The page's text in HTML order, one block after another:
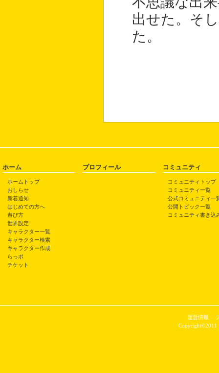
出せた。そ
た。
ホーム
ホームトップ
おしらせ
新着通知
はじめての方へ
遊び方
世界設定
キャラクター一覧
キャラクター検索
キャラクター作成
らっポ
チケット
プロフィール コミュニティ
コミュニティトップ
コミュニティ一覧
公式コミュニティ一
公開トピック一覧
コミュニティ書き込
運営情報
Copyright©2011